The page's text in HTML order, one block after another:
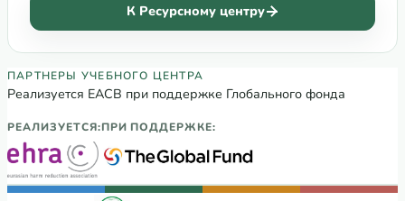
К Ресурсному центру
Партнеры Регионального учебного
ПАРТНЕРЫ УЧЕБНОГО ЦЕНТРА
Реализуется ЕАСВ при поддержке Глобального фонда
РЕАЛИЗУЕТСЯ:ПРИ ПОДДЕРЖКЕ: